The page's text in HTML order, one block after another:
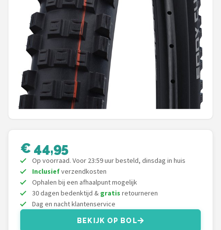
AXA
New Looxs
BBB Cycling
Schwalbe
Cortina
Alle merken →
€ 44,95
Op voorraad. Voor 23:59 uur besteld, dinsdag in huis
Inclusiefverzendkosten
Ophalen bij een afhaalpunt mogelijk
30 dagen bedenktijd & gratis retourneren
Dag en nacht klantenservice
BEKIJK OP BOL